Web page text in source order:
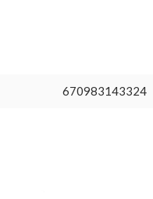
670983143324